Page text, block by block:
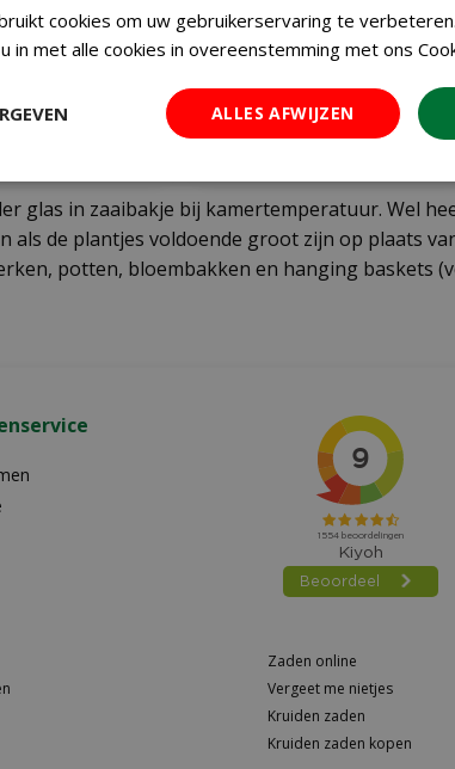
€ 1,91 € 1,55 €1,32
IN WINKELWAGEN
glas in zaaibakje bij kamertemperatuur. Wel
als de plantjes voldoende groot zijn op plaats
potten, bloembakken en hanging baskets
Zaden online
Vergeet me nietjes
Kruiden zaden
Kruiden zaden kopen
cookies om uw gebruikerservaring te
in met alle cookies in overeenstemming met ons
ALLES AFWIJZEN